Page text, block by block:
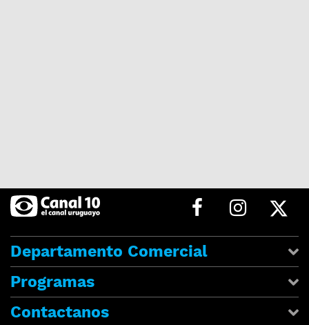
Departamento Comercial
Programas
Contactanos